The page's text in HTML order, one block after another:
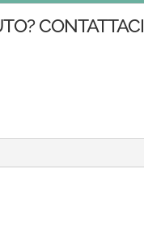
CONTATTACI